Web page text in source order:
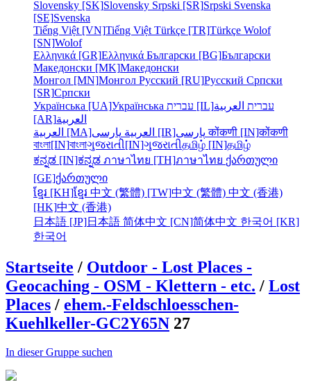
Slovensky [SK]Slovensky Srpski [SR]Srpski Svenska
[SE]Svenska
Tiếng Việt [VN]Tiếng Việt Türkçe [TR]Türkçe Wolof
[SN]Wolof
Ελληνικά [GR]Ελληνικά Български [BG]Български
Македонски [MK]Македонски
Монгол [MN]Монгол Русский [RU]Русский Српски
[SR]Српски
Українська [UA]Українська עברית [IL] עברית العربية
[AR]العربية
العربية [MA]
العربية پارسی [IR] پارسیकोंकणी [IN]कोंकणी
বাংলা[IN]বাংলাગુજરાતી[IN]ગુજરાતીதமிழ் [IN]தமிழ்
ಕನ್ನಡ [IN]ಕನ್ನಡ ภาษาไทย [TH]ภาษาไทย ქართული
[GE]ქართული
ខ្មែរ [KH]ខ្មែរ 中文 (繁體) [TW]中文 (繁體) 中文 (香港)
[HK]中文 (香港)
日本語 [JP]日本語 简体中文 [CN]简体中文 한국어 [KR]
한국어
Startseite / Outdoor - Lost Places -
Geocaching - OSM - Klettern - etc. / Lost
Places / ehem.-Feldschloesschen-
Kuehlkeller-GC2Y65N 27
In dieser Gruppe suchen